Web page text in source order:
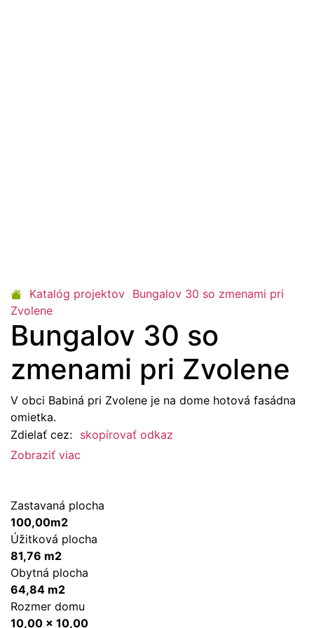
Katalóg projektov Bungalov 30 so zmenami pri
Zvolene
Bungalov 30 so
zmenami pri Zvolene
V obci Babiná pri Zvolene je na dome hotová fasádna
omietka.
Zdielať cez: skopírovať odkaz
Zobraziť viac
Zastavaná plocha
100,00m2
Úžitková plocha
81,76 m2
Obytná plocha
64,84 m2
Rozmer domu
10,00 x 10,00